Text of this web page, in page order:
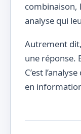
analyse qui
Autrement
une réponse.
C’est
en